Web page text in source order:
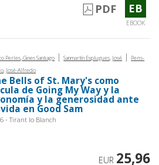
PDF EB
EBOOK
Perles, Gines Santiago | Sanmartín Esplugues, José |
Peris-
José-Alfredo
Bells of St. Mary's como
de Going My Way y la
y la generosidad ante
en Good Sam
- Tirant lo Blanch
EUR 25,96